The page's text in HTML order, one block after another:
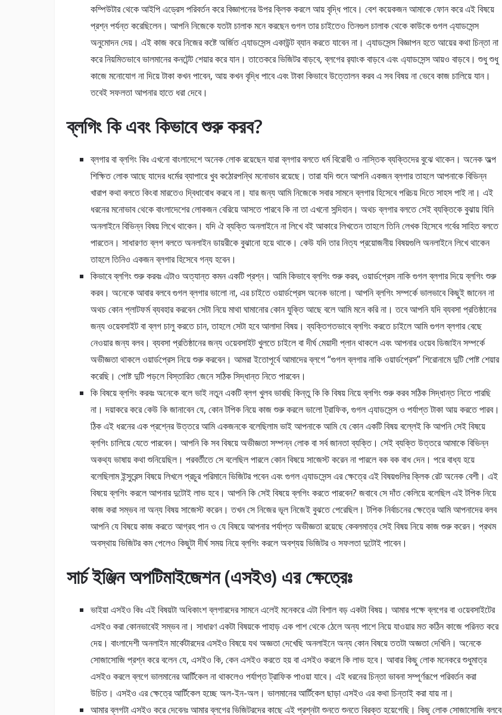
কম্পিউটার থেকে আইপি এড্রেস পরিবর্তন করে বিজ্ঞাপনের উপর ক্লিক করলে আয় বৃদ্ধি পাবে। বেশ কয়েকজন আমাকে ফোন করে এই বিষয়ে
প্রশ্ন পর্যন্ত করেছিলেন। আপনি নিজেকে যতটা চালাক মনে করছেন গুগল তার চাইতেও তিনগুল চালাক থেকে কাউকে গুগল এ্যাডসেন্স
অনুমোদন দেয়। এই কাজ করে নিজের কষ্টে অর্জিত এ্যাডসেন্স একাউন্ট ব্যান করতে যাবেন না। এ্যাডসেন্স বিজ্ঞাপন হতে আয়ের কথা চিন্তা না
করে নিয়মিতভাবে ভালমানের কনটেন্ট শেয়ার করে যান। তাতেকরে ভিজিটর বাড়বে, ব্লগের র‌্যাংক বাড়বে এবং এ্যাডসেন্স আয়ও বাড়বে। শুধু শুধু
কাজে মনোযোগ না দিয়ে টাকা কখন পাবেন, আয় কখন বৃদ্ধি পাবে এবং টাকা কিভাবে উত্তোলন করব এ সব বিষয় না ভেবে কাজ চালিয়ে যান।
তবেই সফলতা আপনার হাতে ধরা দেবে।
ব্লগিং কি এবং কিভাবে শুরু করব?
ব্লগার বা ব্লগিং কিঃ এখনো বাংলাদেশে অনেক লোক রয়েছেন যারা ব্লগার বলতে ধর্ম বিরোধী ও নাস্তিক ব্যক্তিদের বুঝে থাকেন। অনেক অল্প
শিক্ষিত লোক আছে যাদের ধর্মের ব্যাপারে খুব কঠোরপন্থি মনোভাব রয়েছে। তারা যদি শুনে আপনি একজন ব্লগার তাহলে আপনাকে বিভিন্ন
খারাপ কথা বলতে কিংবা মারতেও দ্বিধাবোধ করবে না। যার জন্য আমি নিজেকে সবার সামনে ব্লগার হিসেবে পরিচয় দিতে সাহস পাই না। এই
ধরনের মনোভাব থেকে বাংলাদেশের লোকজন বেরিয়ে আসতে পারবে কি না তা এখনো সন্দিহান। অথচ ব্লগার বলতে সেই ব্যক্তিকে বুঝায় যিনি
অনলাইনে বিভিন্ন বিষয় লিখে থাকেন। যদি ঐ ব্যক্তি অনলাইনে না লিখে বই আকারে লিখতেন তাহলে তিনি লেখক হিসেবে গর্বের সাহিত বলতে
পারতেন। সাধারণত ব্লগ বলতে অনলাইন ডায়রীকে বুঝানো হয়ে থাকে। কেউ যদি তার নিত্য প্রয়োজনীয় বিষয়গুলি অনলাইনে লিখে থাকেন
তাহলে তিনিও একজন ব্লগার হিসেবে গন্য হবেন।
কিভাবে ব্লগিং শুরু করবঃ এটাও অত্যান্ত কমন একটি প্রশ্ন। আমি কিভাবে ব্লগিং শুরু করব, ওয়ার্ডপ্রেস নাকি গুগল ব্লগার দিয়ে ব্লগিং শুরু
করব। অনেকে আবার বলবে গুগল ব্লগার ভালো না, এর চাইতে ওয়ার্ডপ্রেস অনেক ভালো। আপনি ব্লগিং সম্পর্কে ভালভাবে কিছুই জানেন না
অথচ কোন প্লাটফর্ম ব্যবহার করবেন সেটা নিয়ে মাথা ঘামানোর কোন যুক্তি আছে বলে আমি মনে করি না। তবে আপনি যদি ব্যবসা প্রতিষ্ঠানের
জন্য ওয়েবসাইট বা ব্লগ চালু করতে চান, তাহলে সেটা হবে আলাদা বিষয়। ব্যক্তিগতভাবে ব্লগিং করতে চাইলে আমি গুগল ব্লগার বেছে
নেওয়ার জন্য বলব। ব্যবসা প্রতিষ্ঠানের জন্য ওয়েবসাইট ‍খুলতে চাইলে বা দীর্ঘ মেয়াদী প্লান থাকলে এবং আপনার ওয়েব ডিজাইন সম্পর্কে
অভীজ্ঞতা থাকলে ওয়ার্ডপ্রেস নিয়ে শুরু করবেন। আমরা ইতোপূর্বে আমাদের ব্লগে “গুগল ব্লগার নাকি ওয়ার্ডপ্রেস” শিরোনামে দুটি পোষ্ট শেয়ার
করেছি। পোষ্ট দুটি পড়লে বিস্তারিত জেনে সঠিক সিদ্ধান্ত নিতে পারবেন।
কি বিষয়ে ব্লগিং করবঃ অনেকে বলে ভাই নতুন একটি ব্লগ খুলব ভাবছি কিন্তু কি কি বিষয় নিয়ে ব্লগিং শুরু করব সঠিক সিদ্ধান্ত নিতে পারছি
না। দয়াকরে করে কেউ কি জানাবেন যে, কোন টপিক নিয়ে কাজ শুরু করলে ভালো ট্রাফিক, গুগল এ্যাডসেন্স ও পর্যাপ্ত টাকা আয় করতে পারব।
ঠিক এই ধরনের এক প্রশ্নের উত্তরে আমি একজনকে বলেছিলাম ভাই আপনাকে আমি যে কোন একটি বিষয় বল্লেই কি আপনি সেই বিষয়ে
ব্লগিং চালিয়ে যেতে পারবেন। আপনি কি সব বিষয়ে অভীজ্ঞতা সম্পন্ন লোক বা সর্ব জানতা ব্যক্তি। সেই ব্যক্তি উত্তরে আমাকে বিভিন্ন
অকথ্য ভাষায় কথা শুনিয়েছিল। পরবর্তীতে সে বলেছিল পারলে কোন বিষয়ে সাজেস্ট করেন না পারলে বক বক বাধ দেন। পরে বাধ্য হয়ে
বলেছিলাম ইন্সুরেন্স বিষয়ে লিখলে প্রচুর পরিমানে ভিজিটর পবেন এবং গুগল এ্যাডসেন্স এর ক্ষেত্রে এই বিষয়গুলির ক্লিক রেট অনেক বেশী। এই
বিষয়ে ব্লগিং করলে আপনার দুটোই লাভ হবে। আপনি কি সেই বিষয়ে ব্লগিং করতে পারবেন? জবাবে সে দাঁত কেলিয়ে বলেছিল এই টপিক নিয়ে
কাজ করা সম্ভব না অন্য বিষয় সাজেস্ট করেন। তখন সে নিজের ভূল নিজেই বুঝতে পেরেছিল। টপিক নির্বাচনের ক্ষেত্রে আমি আপনাদের বলব
আপনি যে বিষয়ে কাজ করতে আগ্রহ পান ও যে বিষয়ে আপনার পর্যাপ্ত অভীজ্ঞতা রয়েছে কেবলমাত্র সেই বিষয় নিয়ে কাজ শুরু করেন। প্রথম
অবস্থায় ভিজিটর কম পেলেও কিছুটা দীর্ঘ সময় নিয়ে ব্লগিং করলে অবশ্যয় ভিজিটর ও সফলতা দুটোই পাবেন।
সার্চ ইঞ্জিন অপটিমাইজেশন (এসইও) এর ক্ষেত্রেঃ
ভাইয়া এসইও কিঃ এই বিষয়টা অধিকাংশ ব্লগারদের সামনে এলেই মনেকরে এটা বিশাল বড় একটা বিষয়। আমার পক্ষে ব্লগের বা ওয়েবসাইটের
এসইও করা কোনভাবেই সম্ভব না। সাধারণ একটা বিষয়কে পাহাড় এক পাশ থেকে ঠেলে অন্য পাশে নিয়ে যাওয়ার মত কঠিন কাজে পরিনত করে
দেয়। বাংলাদেশী অনলাইন মার্কেটারদের এসইও বিষয়ে যথ অজ্ঞতা দেখেছি অনলাইনে অন্য কোন বিষয়ে ততটা অজ্ঞতা দেখিনি। অনেকে
সোজাসোজি প্রশ্ন করে বলেন যে, এসইও কি, কেন এসইও করতে হয় বা এসইও করলে কি লাভ হবে। আবার কিছু লোক মনেকরে শুধুমাত্র
এসইও করলে ব্লগে ভালমানের আর্টিকেল না থাকলেও পর্যাপ্ত ট্রাফিক পাওয়া যাবে। এই ধরনের চিন্তা ভাবনা সম্পূর্ণরূপে পরিবর্তন করা
উচিত। এসইও এর ক্ষেত্রে আর্টিকেল হচ্ছে অল-ইন-অল। ভালমানের আর্টিকেল ছাড়া এসইও এর কথা চিন্তাই করা যায় না।
আমার ব্লগটা এসইও করে দেবেনঃ আমার ব্লগের ভিজিটরদের কাছে এই প্রশ্নটা শুনতে শুনতে বিরক্ত হয়েগেছি। কিছু লোক সোজাসোজি বলবে